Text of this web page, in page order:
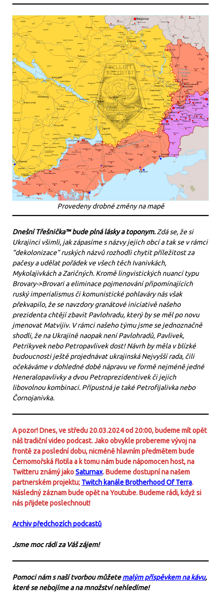
Provedeny drobné změny na mapě
Dnešní Třešnička™ bude plná lásky a toponym.Zdá se, že si
Ukrajinci všimli, jak zápasíme s názvy jejich obcí a tak se v rámci
“dekolonizace” ruských názvů rozhodli chytit příležitost za
pačesy a udělat pořádek ve všech těch Ivanivkách,
Mykolajivkách a Zaričných. Kromě lingvistických nuancí typu
Brovary->Brovari a eliminace pojmenování připomínajících
ruský imperialismus či komunistické pohlaváry nás však
překvapilo, že se navzdory granátové iniciativě našeho
prezidenta chtějí zbavit Pavlohradu, který by se měl po novu
jmenovat Matvijiv. V rámci našeho týmu jsme se jednoznačně
shodli, že na Ukrajině naopak není Pavlohradů, Pavlivek,
Petrikyvek nebo Petropavlivek dost! Návrh by měla v blízké
budoucnosti ještě projednávat ukrajinská Nejvyšší rada, čili
očekáváme v dohledné době nápravu ve formě nejméně jedné
Heneralopavlivky a dvou Petroprezidentivek či jejich
libovolnou kombinaci. Přípustná je také Petrofijalivka nebo
Čornojanivka.
A pozor! Dnes, ve středu 20.03.2024 od 20:00, budeme mít opět
náš tradiční video podcast. Jako obvykle probereme vývoj na
frontě za poslední dobu, nicméně hlavním předmětem bude
Černomořská flotila a k tomu nám bude nápomocen host, na
Twitteru známý jakoSaturnax. Budeme dostupní na našem
partnerském projektu; Twitch kanále Brotherhood Of Terra.
Následný záznam bude opět na Youtube. Budeme rádi, když si
nás přijdete poslechnout!
Archiv předchozích podcastů
Jsme moc rádi za Váš zájem!
Pomoci nám s naší tvorbou můžetemalým příspěvkem na kávu,
které se nebojíme a na množství nehledíme!